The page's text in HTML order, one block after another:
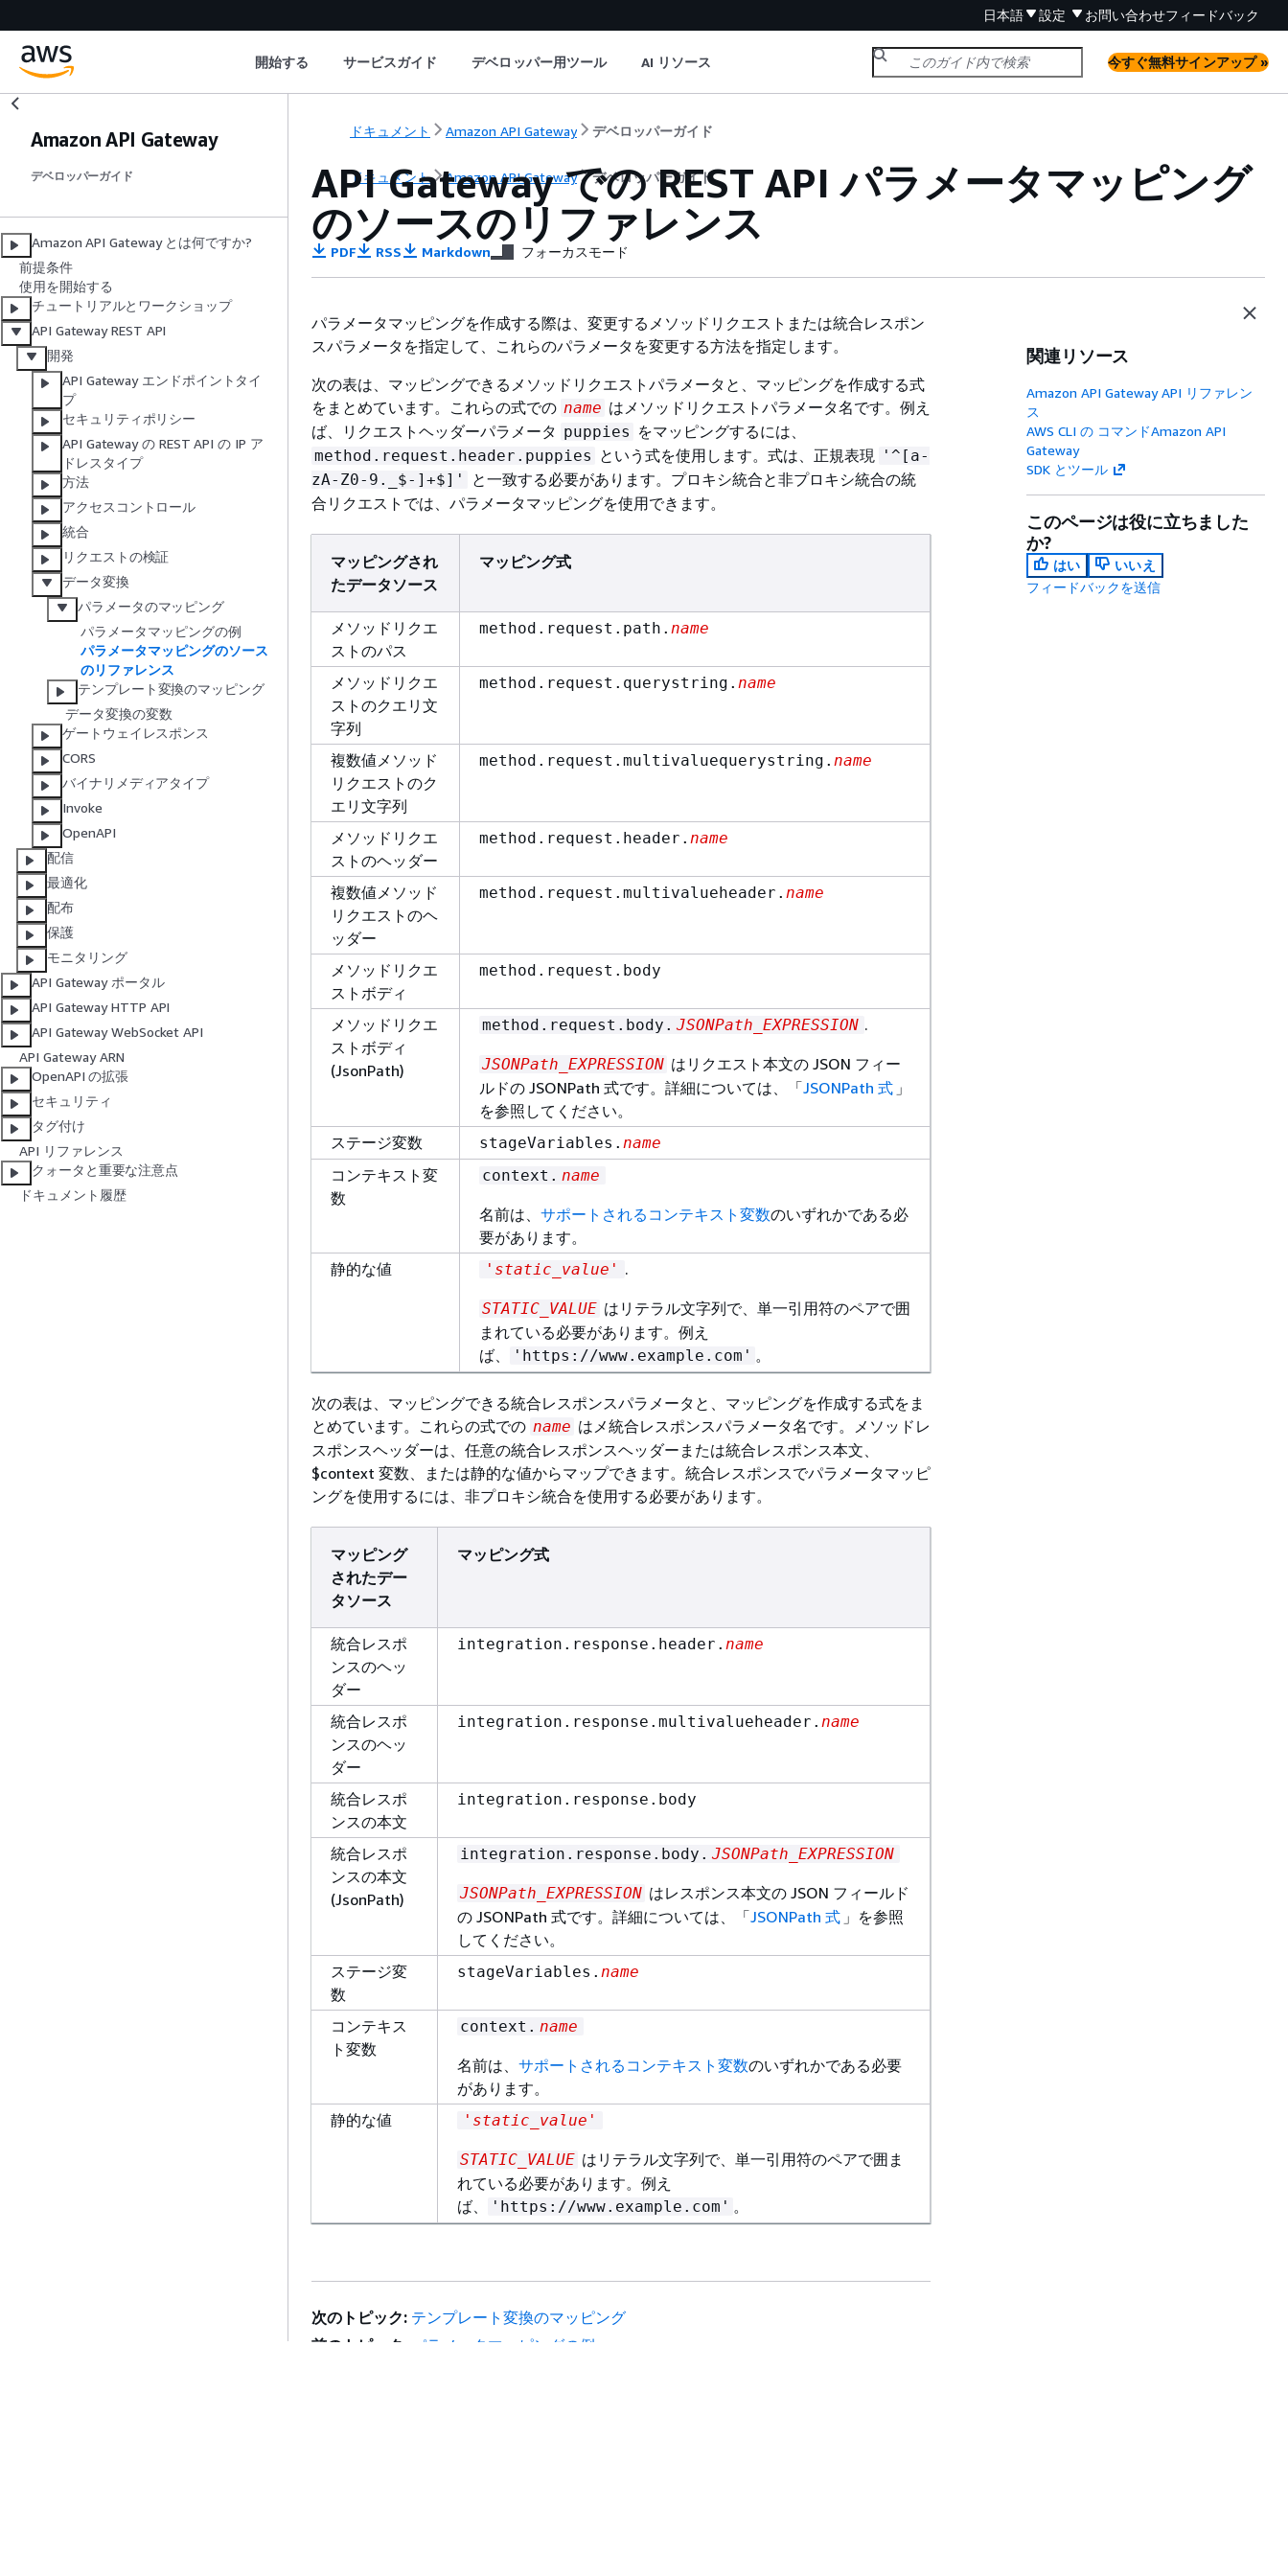
日本語 設定 お問い合わせフィードバック
開始する サービスガイド デベロッパー用ツール AI リソース 今すぐ無料サインアップ »
Amazon API Gateway
デベロッパーガイド
Amazon API Gateway とは何ですか?
前提条件
使用を開始する
チュートリアルとワークショップ
API Gateway REST API
開発
API Gateway エンドポイントタイ
プ
セキュリティポリシー
API Gateway の REST API の IP ア
ドレスタイプ
方法
アクセスコントロール
統合
リクエストの検証
データ変換
パラメータのマッピング
パラメータマッピングの例
パラメータマッピングのソース
のリファレンス
テンプレート変換のマッピング
データ変換の変数
ゲートウェイレスポンス
CORS
バイナリメディアタイプ
Invoke
OpenAPI
配信
最適化
配布
保護
モニタリング
API Gateway ポータル
API Gateway HTTP API
API Gateway WebSocket API
API Gateway ARN
OpenAPI の拡張
セキュリティ
タグ付け
API リファレンス
クォータと重要な注意点
ドキュメント履歴
ドキュメント Amazon API Gateway デベロッパーガイド
ドキュメント Amazon API Gateway デベロッパーガイド
API Gateway での REST API パラメータマッピング
のソースのリファレンス
PDF RSS Markdown フォーカスモード
パラメータマッピングを作成する際は、変更するメソッドリクエストまたは統合レスポン
スパラメータを指定して、これらのパラメータを変更する方法を指定します。
次の表は、マッピングできるメソッドリクエストパラメータと、マッピングを作成する式
をまとめています。これらの式での name はメソッドリクエストパラメータ名です。例え
ば、リクエストヘッダーパラメータ puppies をマッピングするには、
method.request.header.puppies という式を使用します。式は、正規表現 '^[a-
zA-Z0-9._$-]+$]'
と一致する必要があります。プロキシ統合と非プロキシ統合の統
合リクエストでは、パラメータマッピングを使用できます。
マッピングされ
たデータソース
マッピング式
メソッドリクエ
ストのパス
method.request.path. name
メソッドリクエ
ストのクエリ文
字列
method.request.querystring. name
複数値メソッド
リクエストのク
エリ文字列
method.request.multivaluequerystring. name
メソッドリクエ
ストのヘッダー
method.request.header. name
複数値メソッド
リクエストのヘ
ッダー
method.request.multivalueheader. name
メソッドリクエ
ストボディ
method.request.body
メソッドリクエ
ストボディ
(JsonPath)
method.request.body. JSONPath_EXPRESSION .
JSONPath_EXPRESSION はリクエスト本文の JSON フィー
ルドの JSONPath 式です。詳細については、「JSONPath 式 」
を参照してください。
ステージ変数
stageVariables. name
コンテキスト変
数
context. name
名前は、 サポートされるコンテキスト変数のいずれかである必
要があります。
静的な値
'static_value' .
STATIC_VALUE はリテラル文字列で、単一引用符のペアで囲
まれている必要があります。例え
ば、
'https://www.example.com' 。
次の表は、マッピングできる統合レスポンスパラメータと、マッピングを作成する式をま
とめています。これらの式での name はメ統合レスポンスパラメータ名です。メソッドレ
スポンスヘッダーは、任意の統合レスポンスヘッダーまたは統合レスポンス本文、
$context 変数、または静的な値からマップできます。統合レスポンスでパラメータマッピ
ングを使用するには、非プロキシ統合を使用する必要があります。
マッピング
されたデー
タソース
マッピング式
統合レスポ
ンスのヘッ
ダー
integration.response.header. name
統合レスポ
ンスのヘッ
ダー
integration.response.multivalueheader. name
統合レスポ
ンスの本文
integration.response.body
統合レスポ
ンスの本文
(JsonPath)
integration.response.body. JSONPath_EXPRESSION
JSONPath_EXPRESSION はレスポンス本文の JSON フィールド
の JSONPath 式です。詳細については、「JSONPath 式 」を参照
してください。
ステージ変
数
stageVariables. name
コンテキス
ト変数
context. name
名前は、 サポートされるコンテキスト変数のいずれかである必要
があります。
静的な値
'static_value'
STATIC_VALUE はリテラル文字列で、単一引用符のペアで囲ま
れている必要があります。例え
ば、
'https://www.example.com' 。
関連リソース
Amazon API Gateway API リファレン
ス
AWS CLI の コマンドAmazon API
Gateway
SDK とツール
このページは役に立ちました
か?
はい
いいえ
フィードバックを送信
次のトピック: テンプレート変換のマッピング
前のトピック:
パラメータマッピングの例